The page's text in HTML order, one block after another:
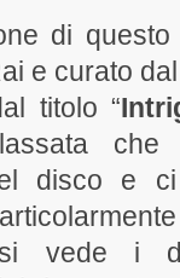
di
e curato
titolo “
disco e
vede i